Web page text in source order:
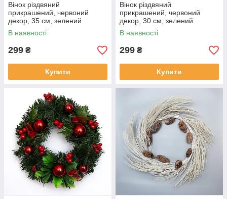
Вінок різдвяний
прикрашений, червоний
декор, 35 см, зелений
(471003)
В наявності
299 ₴
Купити
Вінок різдвяний
прикрашений, червоний
декор, 30 см, зелений
(471027)
В наявності
299 ₴
Купити